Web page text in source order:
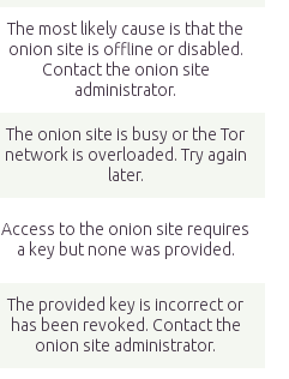
The most likely cause is that the
onion site is offline or disabled.
Contact the onion site
administrator.
The onion site is busy or the Tor
network is overloaded. Try again
later.
Access to the onion site requires
a key but none was provided.
The provided key is incorrect or
has been revoked. Contact the
onion site administrator.